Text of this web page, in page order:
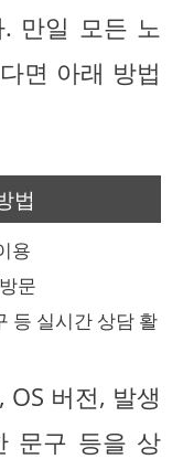
만일 모든 노
면 아래 방법
법
용
문
등 실시간 상담 활
버전, 발생
문구 등을 상